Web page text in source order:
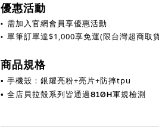
優惠活動
• 需加入官網會員享優惠活動
• 單筆訂單達$1,000享免運(限台灣超商取
商品規格
• 手機殼：銀耀亮粉+亮片+防摔tpu
• 全店貝拉殼系列皆通過810H軍規檢測